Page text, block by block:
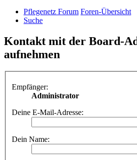
Pflegenetz Forum Foren-Übersicht
Suche
Kontakt mit der Board-
aufnehmen
Empfänger:
Administrator
Deine E-Mail-Adresse:
Dein Name: